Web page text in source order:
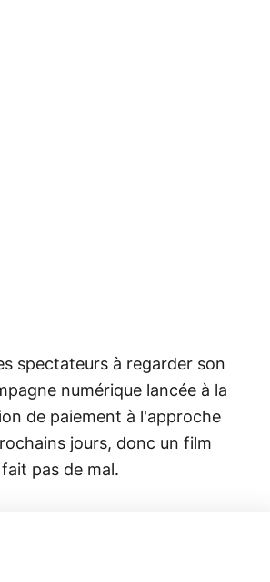
spectateurs à regarder son
numérique lancée à la
de paiement à l'approche
jours, donc un film
pas de mal.